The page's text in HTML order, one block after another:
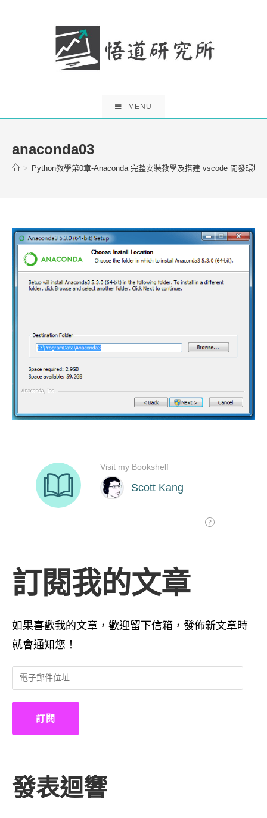
MENU
anaconda03
> Python教學第0章-Anaconda 完整安裝教學及搭建 vscode 開發環境
訂閱我的文章
如果喜歡我的文章，歡迎留下信箱，發佈新文章時
就會通知您！
子
郵
位
訂閱
發表迴響